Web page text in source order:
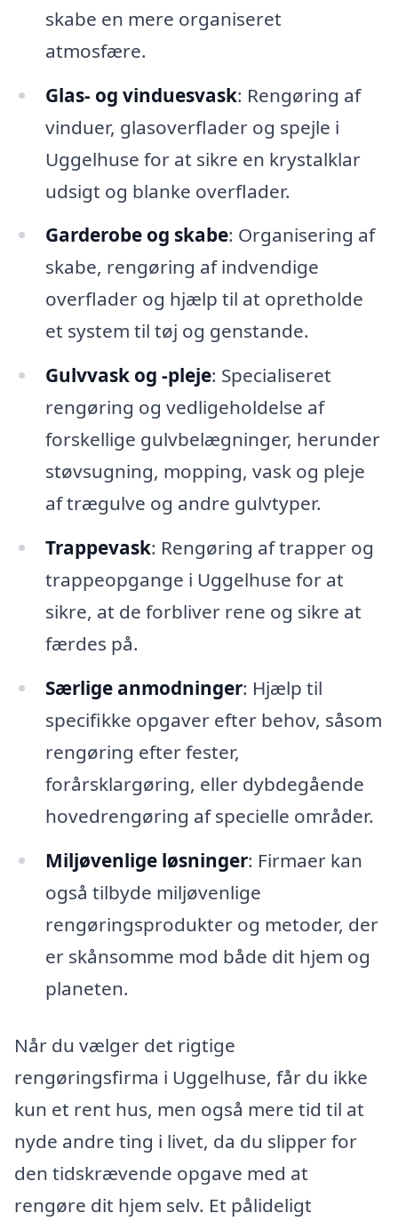
skabe en mere organiseret
atmosfære.
Glas- og vinduesvask: Rengøring af
vinduer, glasoverflader og spejle i
Uggelhuse for at sikre en krystalklar
udsigt og blanke overflader.
Garderobe og skabe: Organisering af
skabe, rengøring af indvendige
overflader og hjælp til at opretholde
et system til tøj og genstande.
Gulvvask og -pleje: Specialiseret
rengøring og vedligeholdelse af
forskellige gulvbelægninger, herunder
støvsugning, mopping, vask og pleje
af trægulve og andre gulvtyper.
Trappevask: Rengøring af trapper og
trappeopgange i Uggelhuse for at
sikre, at de forbliver rene og sikre at
færdes på.
Særlige anmodninger: Hjælp til
specifikke opgaver efter behov, såsom
rengøring efter fester,
forårsklargøring, eller dybdegående
hovedrengøring af specielle områder.
Miljøvenlige løsninger: Firmaer kan
også tilbyde miljøvenlige
rengøringsprodukter og metoder, der
er skånsomme mod både dit hjem og
planeten.
Når du vælger det rigtige
rengøringsfirma i Uggelhuse, får du ikke
kun et rent hus, men også mere tid til at
nyde andre ting i livet, da du slipper for
den tidskrævende opgave med at
rengøre dit hjem selv. Et pålideligt